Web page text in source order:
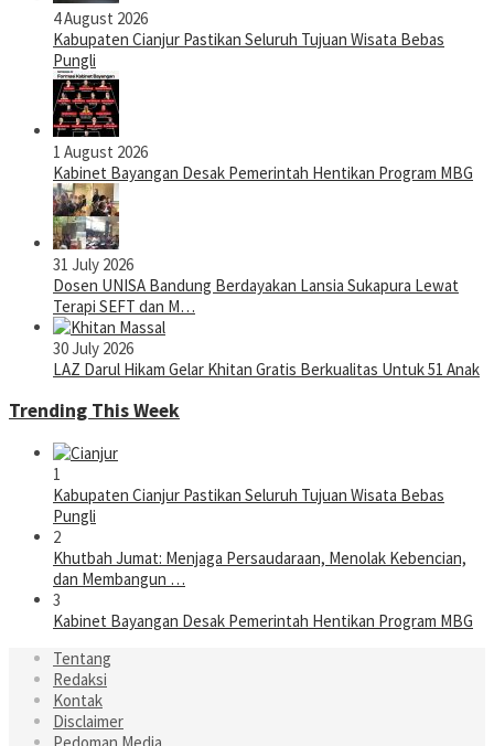
4 August 2026
Kabupaten Cianjur Pastikan Seluruh Tujuan Wisata Bebas
Pungli
1 August 2026
Kabinet Bayangan Desak Pemerintah Hentikan Program MBG
31 July 2026
Dosen UNISA Bandung Berdayakan Lansia Sukapura Lewat
Terapi SEFT dan M…
30 July 2026
LAZ Darul Hikam Gelar Khitan Gratis Berkualitas Untuk 51 Anak
Trending This Week
1
Kabupaten Cianjur Pastikan Seluruh Tujuan Wisata Bebas
Pungli
2
Khutbah Jumat: Menjaga Persaudaraan, Menolak Kebencian,
dan Membangun …
3
Kabinet Bayangan Desak Pemerintah Hentikan Program MBG
Tentang
Redaksi
Kontak
Disclaimer
Pedoman Media